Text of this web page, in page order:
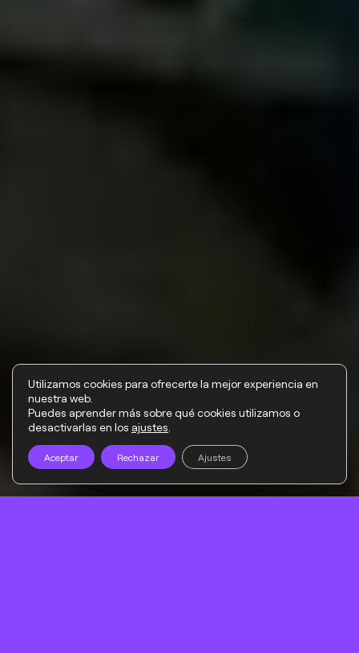
Utilizamos cookies para ofrecerte la mejor experiencia en
nuestra web.
Puedes aprender más sobre qué cookies utilizamos o
desactivarlas en los ajustes
Aceptar Rechazar Ajustes